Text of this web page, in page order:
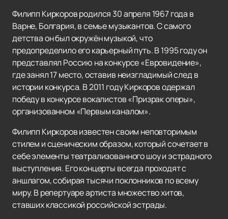
Филипп Киркоров родился 30 апреля 1967 года в
Варне, Болгария, в семье музыкантов. С самого
детства он был окружён музыкой, что
предопределило его карьерный путь. В 1995 году он
представлял Россию на конкурсе «Евровидение»,
где занял 17 место, оставив неизгладимый след в
истории конкурса. В 2011 году Киркоров одержал
победу в конкурсе вокалистов «Призрак оперы»,
организованном «Первым каналом».
Филипп Киркоров известен своим неповторимым
стилем и сценическим образом, который сочетает в
себе элементы театрализованного шоу и эстрадного
выступления. Его концерты всегда проходят с
аншлагом, собирая тысячи поклонников по всему
миру. В репертуаре артиста множество хитов,
ставших классикой российской эстрады.